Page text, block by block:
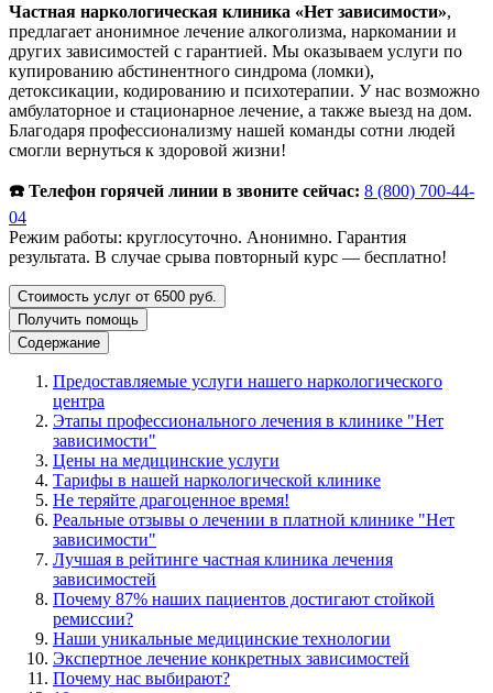
Частная наркологическая клиника «Нет зависимости»,
предлагает анонимное лечение алкоголизма, наркомании и
других зависимостей с гарантией. Мы оказываем услуги по
купированию абстинентного синдрома (ломки),
детоксикации, кодированию и психотерапии. У нас возможно
амбулаторное и стационарное лечение, а также выезд на дом.
Благодаря профессионализму нашей команды сотни людей
смогли вернуться к здоровой жизни!
☎️ Телефон горячей линии в звоните сейчас: 8 (800) 700-44-
04
Режим работы: круглосуточно. Анонимно. Гарантия
результата. В случае срыва повторный курс — бесплатно!
Стоимость услуг от 6500 руб.
Получить помощь
Содержание
Предоставляемые услуги нашего наркологического
центра
Этапы профессионального лечения в клинике "Нет
зависимости"
Цены на медицинские услуги
Тарифы в нашей наркологической клинике
Не теряйте драгоценное время!
Реальные отзывы о лечении в платной клинике "Нет
зависимости"
Лучшая в рейтинге частная клиника лечения
зависимостей
Почему 87% наших пациентов достигают стойкой
ремиссии?
Наши уникальные медицинские технологии
Экспертное лечение конкретных зависимостей
Почему нас выбирают?